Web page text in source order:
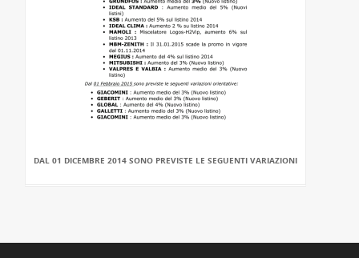
DAL 01 DICEMBRE 2014 SONO PREVISTE LE SEGUENTI VARIAZIONI